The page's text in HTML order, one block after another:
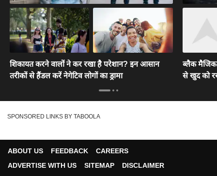
शिकायत करने वालों ने कर रखा है परेशान? इन आसान
तरीकों से हैंडल करें नेगेटिव लोगों का ड्रामा
ब्लैक मैजिक
से खुद को
SPONSORED LINKS BY TABOOLA
ABOUT US FEEDBACK
CAREERS
ADVERTISE WITH US
SITEMAP
DISCLAIMER